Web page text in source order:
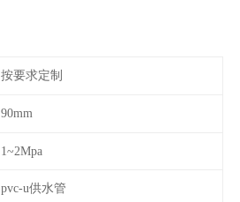
按要求定制
90mm
1~2Mpa
pvc-u供水管